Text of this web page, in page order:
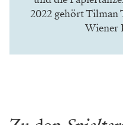
2022 gehört Tilman
Wiener